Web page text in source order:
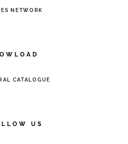
NETWORK
CATALOGUE
US